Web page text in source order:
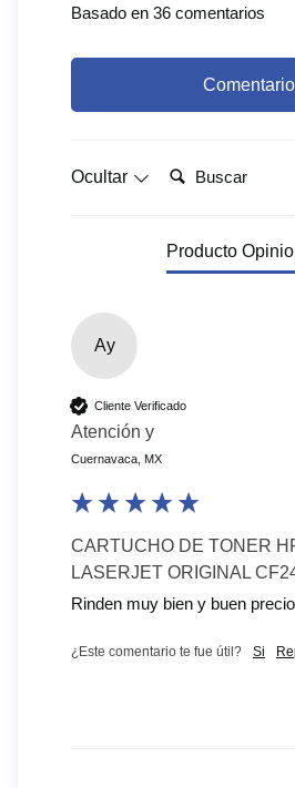
Basado en 36 comentarios
Comentario
Ocultar Buscar:
Producto
Ay
Cliente Verificado
Atención y
Cuernavaca, MX
CARTUCHO DE TONER
LASERJET ORIGINAL
Rinden muy bien y buen
¿Este comentario te fue útil? Si